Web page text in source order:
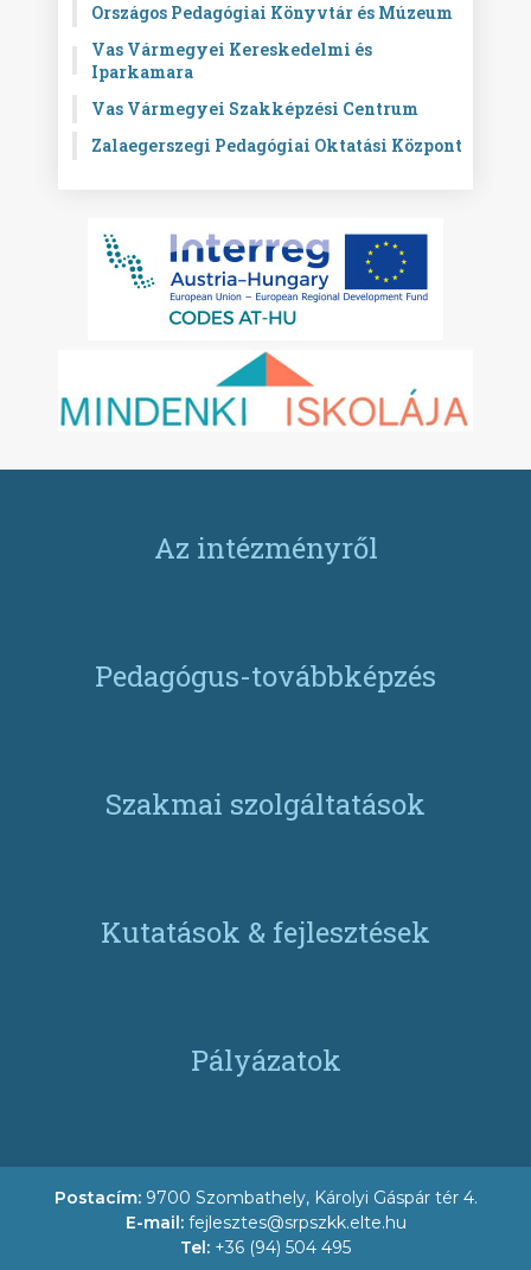
Országos Pedagógiai Könyvtár és Múzeum
Vas Vármegyei Kereskedelmi és
Iparkamara
Vas Vármegyei Szakképzési Centrum
Zalaegerszegi Pedagógiai Oktatási Központ
Az intézményről
Pedagógus-továbbképzés
Szakmai szolgáltatások
Kutatások & fejlesztések
Pályázatok
Postacím: 9700 Szombathely, Károlyi Gáspár tér 4.
E-mail: fejlesztes@srpszkk.elte.hu
Tel: +36 (94) 504 495